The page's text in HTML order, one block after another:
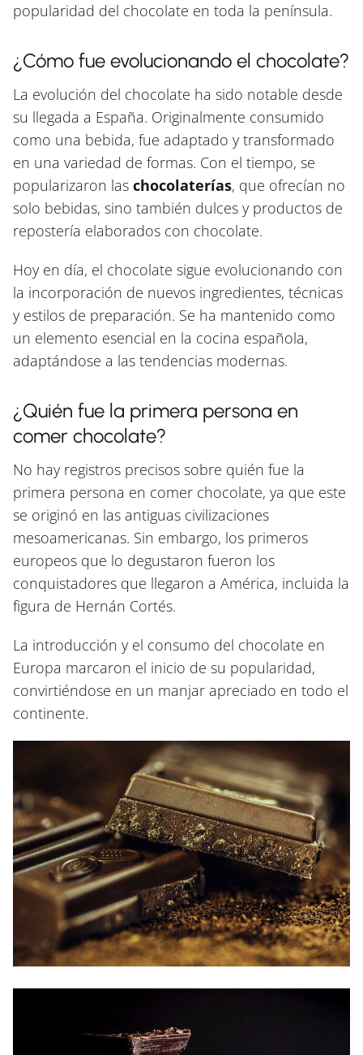
popularidad del chocolate en toda la península.
¿Cómo fue evolucionando el chocolate?
La evolución del chocolate ha sido notable desde
su llegada a España. Originalmente consumido
como una bebida, fue adaptado y transformado
en una variedad de formas. Con el tiempo, se
popularizaron las chocolaterías, que ofrecían no
solo bebidas, sino también dulces y productos de
repostería elaborados con chocolate.
Hoy en día, el chocolate sigue evolucionando con
la incorporación de nuevos ingredientes, técnicas
y estilos de preparación. Se ha mantenido como
un elemento esencial en la cocina española,
adaptándose a las tendencias modernas.
¿Quién fue la primera persona en
comer chocolate?
No hay registros precisos sobre quién fue la
primera persona en comer chocolate, ya que este
se originó en las antiguas civilizaciones
mesoamericanas. Sin embargo, los primeros
europeos que lo degustaron fueron los
conquistadores que llegaron a América, incluida la
figura de Hernán Cortés.
La introducción y el consumo del chocolate en
Europa marcaron el inicio de su popularidad,
convirtiéndose en un manjar apreciado en todo el
continente.